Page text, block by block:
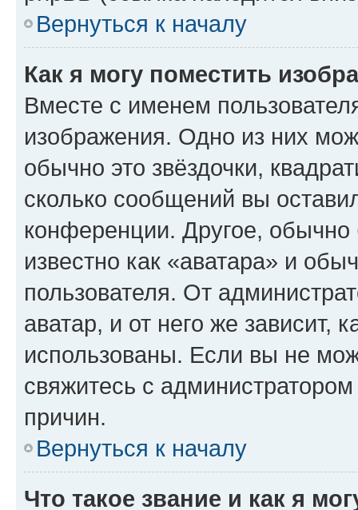
Вернуться к началу
Как я могу поместить
Вместе с именем
изображения. Одно из них
обычно это звёздочки,
сколько сообщений вы
конференции. Другое,
известно как «аватара» и
пользователя. От
аватар, и от него же зависит,
использованы. Если вы не
свяжитесь с
причин.
Вернуться к началу
Что такое звание и как я